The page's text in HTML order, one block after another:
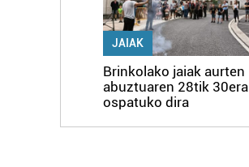
JAIAK
Brinkolako jaiak aurten
abuztuaren 28tik 30era
ospatuko dira